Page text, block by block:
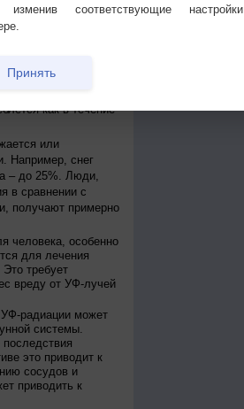
источники
лучей.
1000 метров
могла бы достичь
как в течение
или
Например, снег
– до 25%. Люди,
в сравнении с
получают примерно
человека, особенно
для лечения
требует
вреду от УФ-лучей
радиации может
системы.
это приводит к
сосудов и
приводить к
соответствующие настройки
Принять